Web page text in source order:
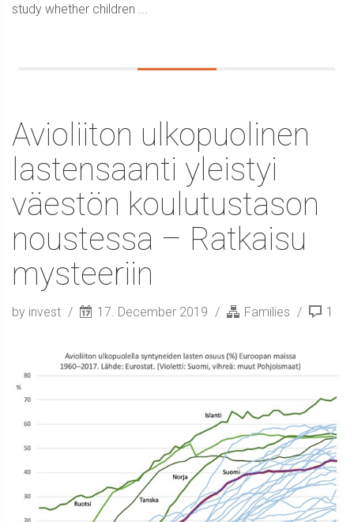
study whether children ...
Avioliiton ulkopuolinen
lastensaanti yleistyi
väestön koulutustason
noustessa – Ratkaisu
mysteeriin
by invest 17. December 2019 Families 1